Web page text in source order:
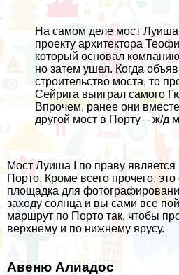
На самом деле мост
проекту архитектора
который основал
но затем ушел. Когда
строительство моста, то
Сейрига выиграл самого
Впрочем, ранее они
другой мост в Порту – ж/д
Мост Луиша I по праву является
Порто. Кроме всего прочего,
площадка для
заходу солнца и вы сами все
маршрут по Порто так, чтобы
верхнему и по нижнему ярусу.
Авеню Алиадос